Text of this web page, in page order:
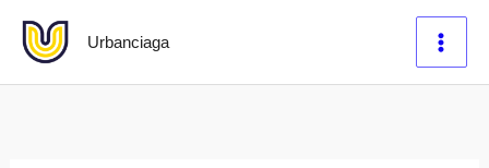
Lewati
konten
Urbanciaga